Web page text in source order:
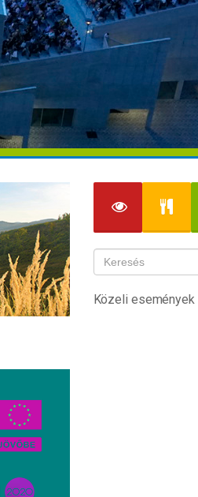
Közeli események